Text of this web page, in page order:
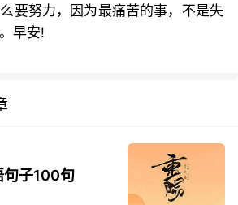
要努力，因为最痛苦的事，不是失
早安!
句子100句